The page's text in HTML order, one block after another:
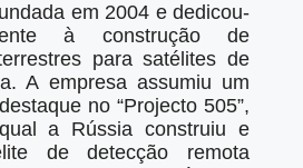
em 2004 e dedicou-
à construção de
para satélites de
A empresa assumiu um
no “Projecto 505”,
a Rússia construiu e
de detecção remota